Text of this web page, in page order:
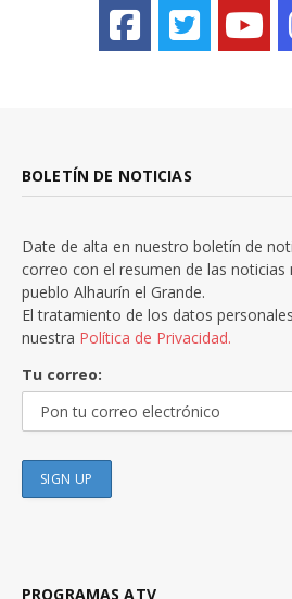
BOLETÍN DE NOTICIAS
Date de alta en nuestro boletín de
correo con el resumen de las
pueblo Alhaurín el Grande.
El tratamiento de los datos
nuestra Política de Privacidad.
Tu correo:
PROGRAMAS ATV